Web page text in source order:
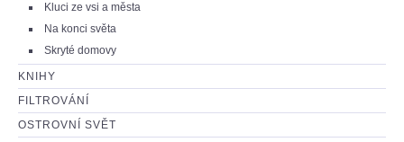
Kluci ze vsi a města
Na konci světa
Skryté domovy
KNIHY
FILTROVÁNÍ
OSTROVNÍ SVĚT